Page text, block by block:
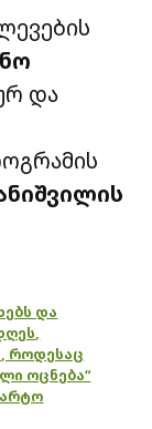
და
და
როდესაც
ოცნება“